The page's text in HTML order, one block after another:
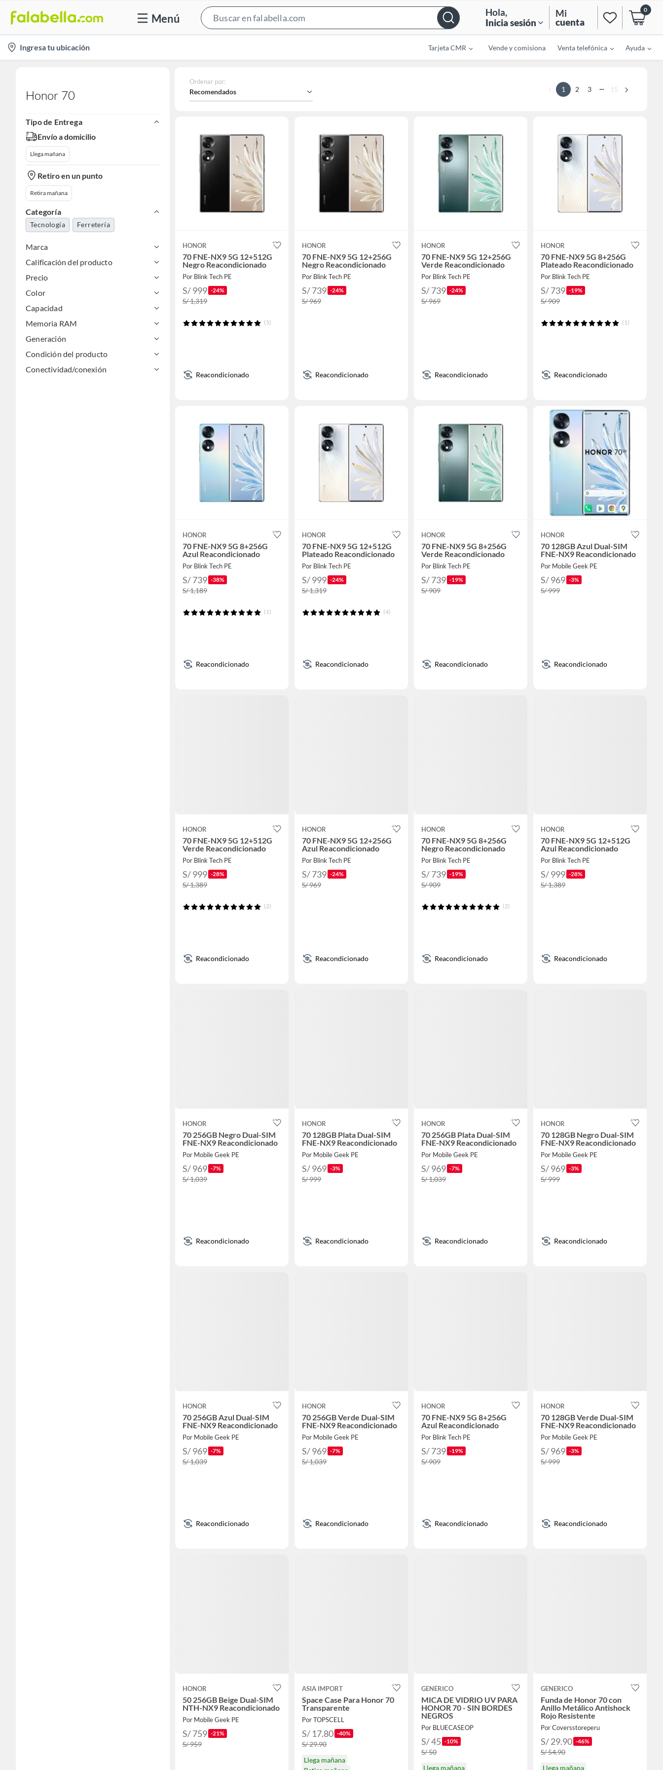
Menú
Bar
Hola,
Inicia sesión
Mi
cuenta
0
location-
icon
Ingresa tu ubicación Tarjeta CMR Vende y comisiona Venta telefónica Ayuda
Honor 70
Tipo de Entrega
Envío a domicilio
Llega mañana
Retiro en un punto
Retira mañana
Categoría
Tecnología Ferretería
Marca
Calificación del producto
Precio
Color
Capacidad
Memoria RAM
Generación
Condición del producto
Conectividad/conexión
Ordenar por:
Recomendados 1 2 3 ... 15
HONOR
70 FNE-NX9 5G 12+512G
Negro Reacondicionado
Por Blink Tech PE
S/ 999 -24%
S/ 1,319
(5)
Reacondicionado
HONOR
70 FNE-NX9 5G 12+256G
Negro Reacondicionado
Por Blink Tech PE
S/ 739 -24%
S/ 969
Reacondicionado
HONOR
70 FNE-NX9 5G 12+256G
Verde Reacondicionado
Por Blink Tech PE
S/ 739 -24%
S/ 969
Reacondicionado
HONOR
70 FNE-NX9 5G 8+256G
Plateado Reacondicionado
Por Blink Tech PE
S/ 739 -19%
S/ 909
(1)
Reacondicionado
HONOR
70 FNE-NX9 5G 8+256G
Azul Reacondicionado
Por Blink Tech PE
S/ 739 -38%
S/ 1,189
(1)
Reacondicionado
HONOR
70 FNE-NX9 5G 12+512G
Plateado Reacondicionado
Por Blink Tech PE
S/ 999 -24%
S/ 1,319
(4)
Reacondicionado
HONOR
70 FNE-NX9 5G 8+256G
Verde Reacondicionado
Por Blink Tech PE
S/ 739 -19%
S/ 909
Reacondicionado
HONOR
70 128GB Azul Dual-SIM
FNE-NX9 Reacondicionado
Por Mobile Geek PE
S/ 969 -3%
S/ 999
Reacondicionado
HONOR
70 FNE-NX9 5G 12+512G
Verde Reacondicionado
Por Blink Tech PE
S/ 999 -28%
S/ 1,389
(2)
Reacondicionado
HONOR
70 FNE-NX9 5G 12+256G
Azul Reacondicionado
Por Blink Tech PE
S/ 739 -24%
S/ 969
Reacondicionado
HONOR
70 FNE-NX9 5G 8+256G
Negro Reacondicionado
Por Blink Tech PE
S/ 739 -19%
S/ 909
(2)
Reacondicionado
HONOR
70 FNE-NX9 5G 12+512G
Azul Reacondicionado
Por Blink Tech PE
S/ 999 -28%
S/ 1,389
Reacondicionado
HONOR
70 256GB Negro Dual-SIM
FNE-NX9 Reacondicionado
Por Mobile Geek PE
S/ 969 -7%
S/ 1,039
Reacondicionado
HONOR
70 128GB Plata Dual-SIM
FNE-NX9 Reacondicionado
Por Mobile Geek PE
S/ 969 -3%
S/ 999
Reacondicionado
HONOR
70 256GB Plata Dual-SIM
FNE-NX9 Reacondicionado
Por Mobile Geek PE
S/ 969 -7%
S/ 1,039
Reacondicionado
HONOR
70 128GB Negro Dual-SIM
FNE-NX9 Reacondicionado
Por Mobile Geek PE
S/ 969 -3%
S/ 999
Reacondicionado
HONOR
70 256GB Azul Dual-SIM
FNE-NX9 Reacondicionado
Por Mobile Geek PE
S/ 969 -7%
S/ 1,039
Reacondicionado
HONOR
70 256GB Verde Dual-SIM
FNE-NX9 Reacondicionado
Por Mobile Geek PE
S/ 969 -7%
S/ 1,039
Reacondicionado
HONOR
70 FNE-NX9 5G 8+256G
Azul Reacondicionado
Por Blink Tech PE
S/ 739 -19%
S/ 909
Reacondicionado
HONOR
70 128GB Verde Dual-SIM
FNE-NX9 Reacondicionado
Por Mobile Geek PE
S/ 969 -3%
S/ 999
Reacondicionado
HONOR
50 256GB Beige Dual-SIM
NTH-NX9 Reacondicionado
Por Mobile Geek PE
S/ 759 -21%
S/ 959
ASIA IMPORT
Space Case Para Honor 70
Transparente
Por TOPSCELL
S/ 17.80 -40%
S/ 29.90
Llega mañana
GENERICO
MICA DE VIDRIO UV PARA
HONOR 70 - SIN BORDES
NEGROS
Por BLUECASEOP
S/ 45 -10%
S/ 50
Llega mañana
GENERICO
Funda de Honor 70 con
Anillo Metálico Antishock
Rojo Resistente
Por Coversstoreperu
S/ 29.90 -46%
S/ 54.90
Llega mañana